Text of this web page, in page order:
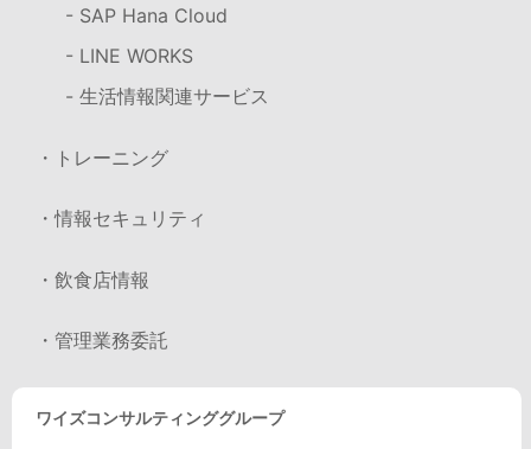
- SAP Hana Cloud
- LINE WORKS
- 生活情報関連サービス
・トレーニング
・情報セキュリティ
・飲食店情報
・管理業務委託
ワイズコンサルティンググループ